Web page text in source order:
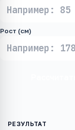
Рост (см)